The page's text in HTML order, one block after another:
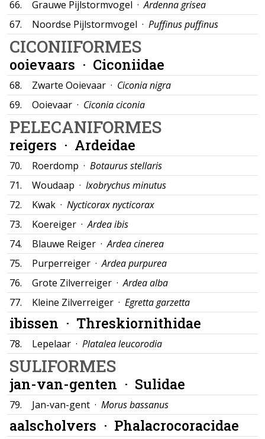
66. Grauwe Pijlstormvogel ·Ardenna grisea
67.
Noordse Pijlstormvogel · Puffinus puffinus
CICONIIFORMES
ooievaars · Ciconiidae
68. Zwarte Ooievaar · Ciconia nigra
69.
Ooievaar · Ciconia ciconia
PELECANIFORMES
reigers · Ardeidae
70. Roerdomp · Botaurus stellaris
71.
Woudaap · Ixobrychus minutus
72.
Kwak · Nycticorax nycticorax
73.
Koereiger ·Ardea ibis
74.
Blauwe Reiger ·Ardea cinerea
75.
Purperreiger ·Ardea purpurea
76.
Grote Zilverreiger ·Ardea alba
77.
Kleine Zilverreiger · Egretta garzetta
ibissen · Threskiornithidae
78. Lepelaar · Platalea leucorodia
SULIFORMES
jan-van-genten · Sulidae
79. Jan-van-gent · Morus bassanus
aalscholvers · Phalacrocoracidae